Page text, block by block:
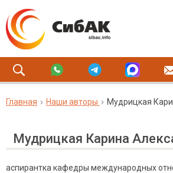
Главная Наши авторы Мудрицкая
Мудрицкая Карина
аспирантка кафедры международных